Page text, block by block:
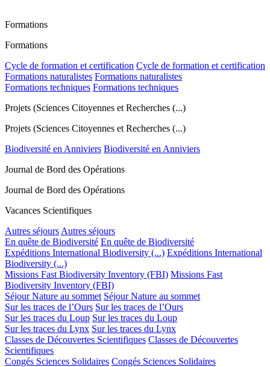
Formations
Formations
Cycle de formation et certification Cycle de formation et certification
Formations naturalistes Formations naturalistes
Formations techniques Formations techniques
Projets (Sciences Citoyennes et Recherches (...)
Projets (Sciences Citoyennes et Recherches (...)
Biodiversité en Anniviers Biodiversité en Anniviers
Journal de Bord des Opérations
Journal de Bord des Opérations
Vacances Scientifiques
Autres séjours Autres séjours
En quête de Biodiversité En quête de Biodiversité
Expéditions International Biodiversity (...) Expéditions International
Biodiversity (...)
Missions Fast Biodiversity Inventory (FBI) Missions Fast
Biodiversity Inventory (FBI)
Séjour Nature au sommet Séjour Nature au sommet
Sur les traces de l’Ours Sur les traces de l’Ours
Sur les traces du Loup Sur les traces du Loup
Sur les traces du Lynx Sur les traces du Lynx
Classes de Découvertes Scientifiques Classes de Découvertes
Scientifiques
Congés Sciences Solidaires Congés Sciences Solidaires